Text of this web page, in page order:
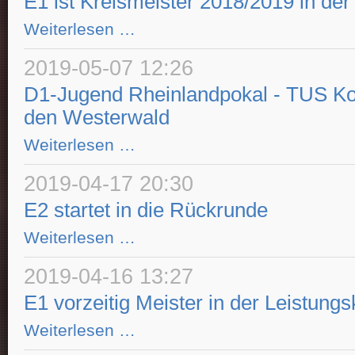
Weiterlesen …
Kreismeister
2018/2019
in
der
Leistungsklasse
2019-05-07 12:26
D1-Jugend Rheinlandpokal - TUS
den Westerwald
Weiterlesen …
Rheinlandpokal
TUS
Koblenz
kommt
2019-04-17 20:30
E2 startet in die Rückrunde
Weiterlesen …
in
die
Rückrunde
2019-04-16 13:27
E1 vorzeitig Meister in der
Weiterlesen …
Meister